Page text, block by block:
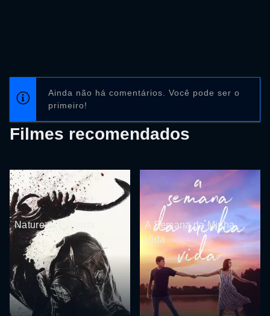
Ainda não há comentários. Você pode ser o
primeiro!
Filmes recomendados
Natureza Violenta
A Semana da Minha
Vida